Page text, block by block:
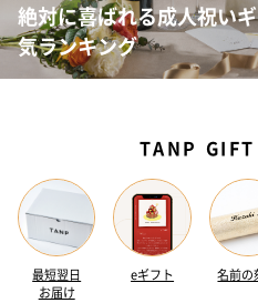
絶対に喜ばれる成人祝い
気ランキング
TANP
最短翌日
お届け
eギフト 名前の